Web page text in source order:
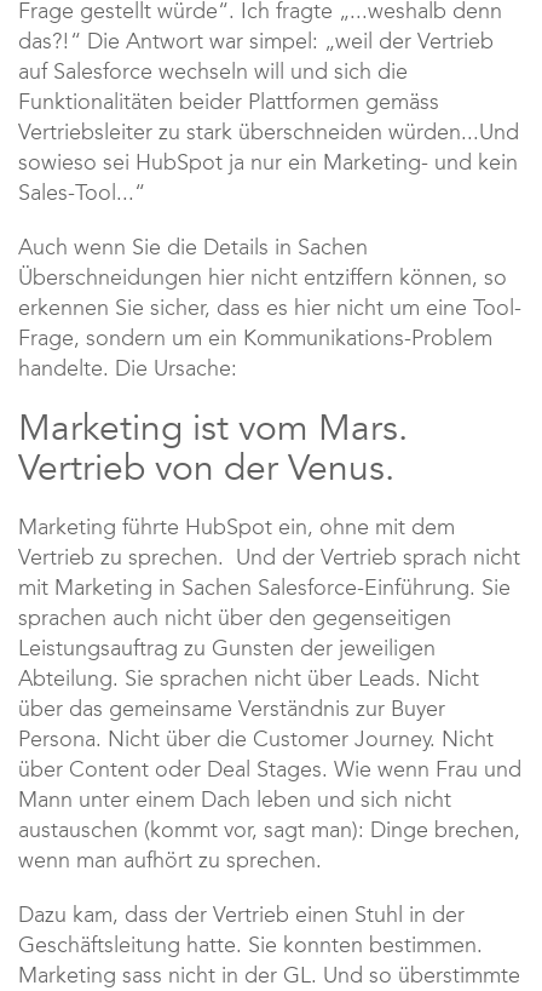
Frage gestellt würde“. Ich fragte „...weshalb denn
das?!“ Die Antwort war simpel: „weil der Vertrieb
auf Salesforce wechseln will und sich die
Funktionalitäten beider Plattformen gemäss
Vertriebsleiter zu stark überschneiden würden...Und
sowieso sei HubSpot ja nur ein Marketing- und kein
Sales-Tool...“
Auch wenn Sie die Details in Sachen
Überschneidungen hier nicht entziffern können, so
erkennen Sie sicher, dass es hier nicht um eine Tool-
Frage, sondern um ein Kommunikations-Problem
handelte. Die Ursache:
Marketing ist vom Mars.
Vertrieb von der Venus.
Marketing führte HubSpot ein, ohne mit dem
Vertrieb zu sprechen. Und der Vertrieb sprach nicht
mit Marketing in Sachen Salesforce-Einführung. Sie
sprachen auch nicht über den gegenseitigen
Leistungsauftrag zu Gunsten der jeweiligen
Abteilung. Sie sprachen nicht über Leads. Nicht
über das gemeinsame Verständnis zur Buyer
Persona. Nicht über die Customer Journey. Nicht
über Content oder Deal Stages. Wie wenn Frau und
Mann unter einem Dach leben und sich nicht
austauschen (kommt vor, sagt man): Dinge brechen,
wenn man aufhört zu sprechen.
Dazu kam, dass der Vertrieb einen Stuhl in der
Geschäftsleitung hatte. Sie konnten bestimmen.
Marketing sass nicht in der GL. Und so überstimmte